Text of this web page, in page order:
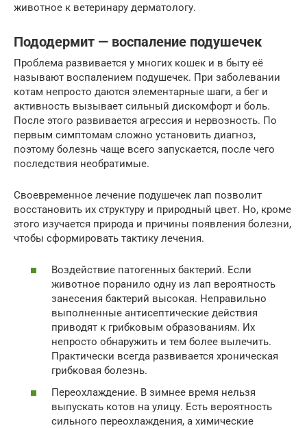
животное к ветеринару дерматологу.
Пододермит — воспаление подушечек
Проблема развивается у многих кошек и в быту её
называют воспалением подушечек. При заболевании
котам непросто даются элементарные шаги, а бег и
активность вызывает сильный дискомфорт и боль.
После этого развивается агрессия и нервозность. По
первым симптомам сложно установить диагноз,
поэтому болезнь чаще всего запускается, после чего
последствия необратимые.
Своевременное лечение подушечек лап позволит
восстановить их структуру и природный цвет. Но, кроме
этого изучается природа и причины появления болезни,
чтобы сформировать тактику лечения.
Воздействие патогенных бактерий. Если
животное поранило одну из лап вероятность
занесения бактерий высокая. Неправильно
выполненные антисептические действия
приводят к грибковым образованиям. Их
непросто обнаружить и тем более вылечить.
Практически всегда развивается хроническая
грибковая болезнь.
Переохлаждение. В зимнее время нельзя
выпускать котов на улицу. Есть вероятность
сильного переохлаждения, а химические